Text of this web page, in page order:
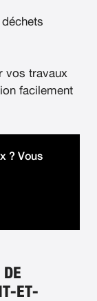
vos travaux
facilement
? Vous
DE
ET-